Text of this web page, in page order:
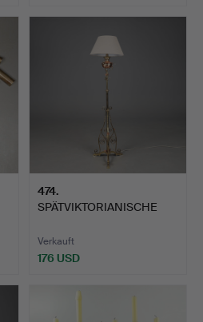
474.
SPÄTVIKTORIANISCHE
MESSING U…
Verkauft
176 USD